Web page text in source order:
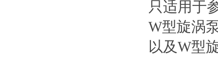
只适用于
W型旋涡
以及W型